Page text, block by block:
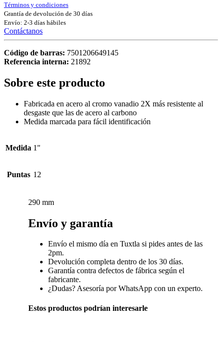
Términos y condiciones
Grantía de devolución de 30 días
Envío: 2-3 días hábiles
Contáctanos
Código de barras: 7501206649145
Referencia interna: 21892
Sobre este producto
Fabricada en acero al cromo vanadio 2X más resistente al
desgaste que las de acero al carbono
Medida marcada para fácil identificación
Medida 1"
Puntas 12
290 mm
Envío y garantía
Envío el mismo día en Tuxtla si pides antes de las
2pm.
Devolución completa dentro de los 30 días.
Garantía contra defectos de fábrica según el
fabricante.
¿Dudas? Asesoría por WhatsApp con un experto.
Estos productos podrían interesarle